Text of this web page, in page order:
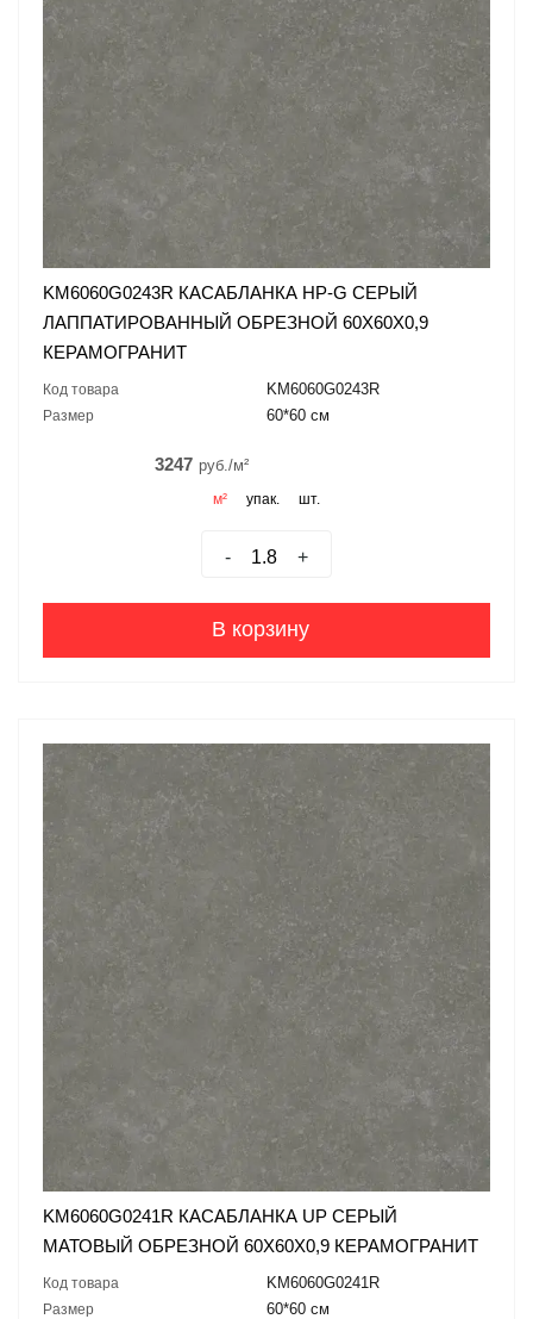
KM6060G0243R КАСАБЛАНКА HP-G СЕРЫЙ
ЛАППАТИРОВАННЫЙ ОБРЕЗНОЙ 60X60X0,9
КЕРАМОГРАНИТ
Код товара KM6060G0243R
Размер 60*60 см
3247 руб./м²
м² упак. шт.
- +
В корзину
KM6060G0241R КАСАБЛАНКА UP СЕРЫЙ
МАТОВЫЙ ОБРЕЗНОЙ 60X60X0,9 КЕРАМОГРАНИТ
Код товара KM6060G0241R
Размер 60*60 см